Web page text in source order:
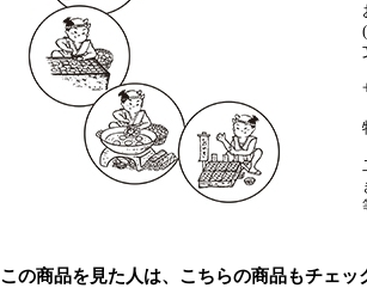
この商品を見た人は、こちらの商品もチェッ